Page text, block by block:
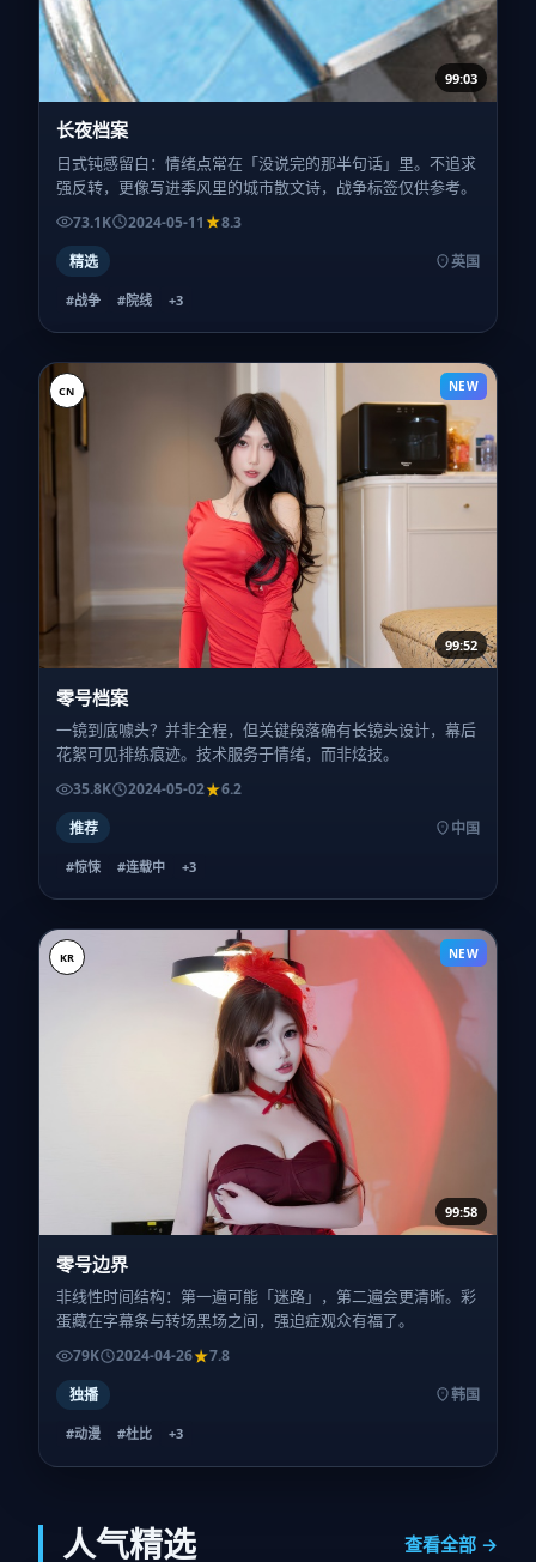
99:03
长夜档案
日式钝感留白：情绪点常在「没说完的那半句话」里。不追求
强反转，更像写进季风里的城市散文诗，战争标签仅供参考。
73.1K 2024-05-11
8.3
精选
英国
#战争 #院线 +3
CN NEW
99:52
零号档案
一镜到底噱头？并非全程，但关键段落确有长镜头设计，幕后
花絮可见排练痕迹。技术服务于情绪，而非炫技。
35.8K 2024-05-02
6.2
推荐
中国
#惊悚 #连载中 +3
KR NEW
99:58
零号边界
非线性时间结构：第一遍可能「迷路」，第二遍会更清晰。彩
蛋藏在字幕条与转场黑场之间，强迫症观众有福了。
79K 2024-04-26
7.8
独播
韩国
#动漫 #杜比 +3
人气精选 查看全部 →